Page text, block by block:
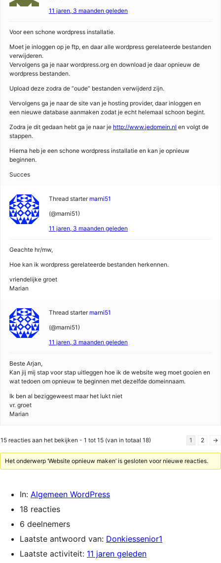
11 jaren, 3 maanden geleden
Voor een schone wordpress installatie.
Moet je inloggen op je ftp, en daar alle wordpress gerelateerde bestanden
verwijderen.
Vervolgens ga je naar wordpress.org en download je daar opnieuw de
wordpress bestanden.
Upload deze zodra de “oude” bestanden verwijderd zijn.
Vervolgens ga je naar de site van je hosting provider, daar inloggen en
een nieuwe database aanmaken zodat je echt helemaal schoon begint.
Zodra je dit gedaan hebt ga je naar je http://www.jedomein.nl en volgt de
stappen.
Hierna heb je een schone wordpress installatie en kan je opnieuw
beginnen.
Succes
Thread starter marni51
(@marni51)
11 jaren, 3 maanden geleden
Geachte hr/mw,
Hoe kan ik wordpress gerelateerde bestanden herkennen.
vriendelijke groet
Marian
Thread starter marni51
(@marni51)
11 jaren, 3 maanden geleden
Beste Arjan,
Kan jij mij stap voor stap uitleggen hoe ik de website weg moet gooien en
wat tedoen om opnieuw te beginnen met dezelfde domeinnaam.
Ik ben al beziggeweest maar het lukt niet
vr. groet
Marian
15 reacties aan het bekijken - 1 tot 15 (van in totaal 18) 1 2 →
Het onderwerp ‘Website opnieuw maken’ is gesloten voor nieuwe reacties.
In: Algemeen WordPress
18 reacties
6 deelnemers
Laatste antwoord van: Donkiessenior1
Laatste activiteit: 11 jaren geleden